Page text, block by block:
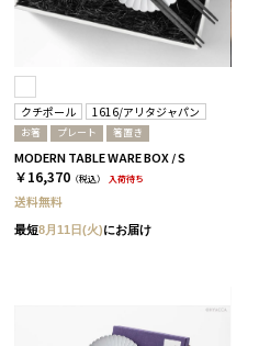
クチポール 1616/アリタジャパン
お箸 プレート 箸置き
MODERN TABLE WARE BOX / S
￥16,370 （税込） 入荷待ち
送料無料
最短8月11日(火)にお届け